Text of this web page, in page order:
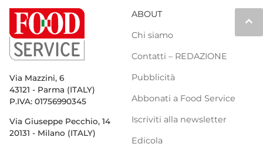
keyboard_arrow_up
Via Mazzini, 6
43121 - Parma (ITALY)
P.IVA: 01756990345
Via Giuseppe Pecchio, 14
20131 - Milano (ITALY)
ABOUT
Chi siamo
Contatti – REDAZIONE
Pubblicità
Abbonati a Food Service
Iscriviti alla newsletter
Edicola